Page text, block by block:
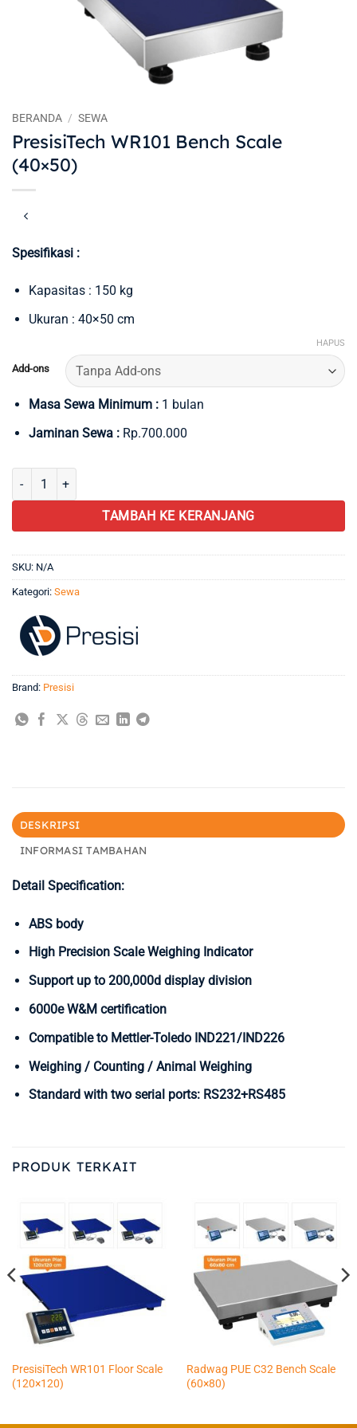
BERANDA / SEWA
PresisiTech WR101 Bench Scale
(40×50)
Spesifikasi :
Kapasitas : 150 kg
Ukuran : 40×50 cm
Add-ons
HAPUS
Masa Sewa Minimum : 1 bulan
Jaminan Sewa : Rp.700.000
Kuantitas PresisiTech WR101 Bench Scale (40x50)
TAMBAH KE KERANJANG
SKU: N/A
Kategori: Sewa
Brand: Presisi
DESKRIPSI
INFORMASI TAMBAHAN
Detail Specification:
ABS body
High Precision Scale Weighing Indicator
Support up to 200,000d display division
6000e W&M certification
Compatible to Mettler-Toledo IND221/IND226
Weighing / Counting / Animal Weighing
Standard with two serial ports: RS232+RS485
PRODUK TERKAIT
PresisiTech WR101 Floor Scale
(120×120)
Radwag PUE C32 Bench Scale
(60×80)